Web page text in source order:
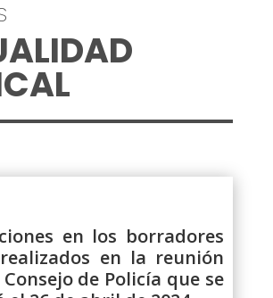
en los borradores
en la reunión
de Policía que se